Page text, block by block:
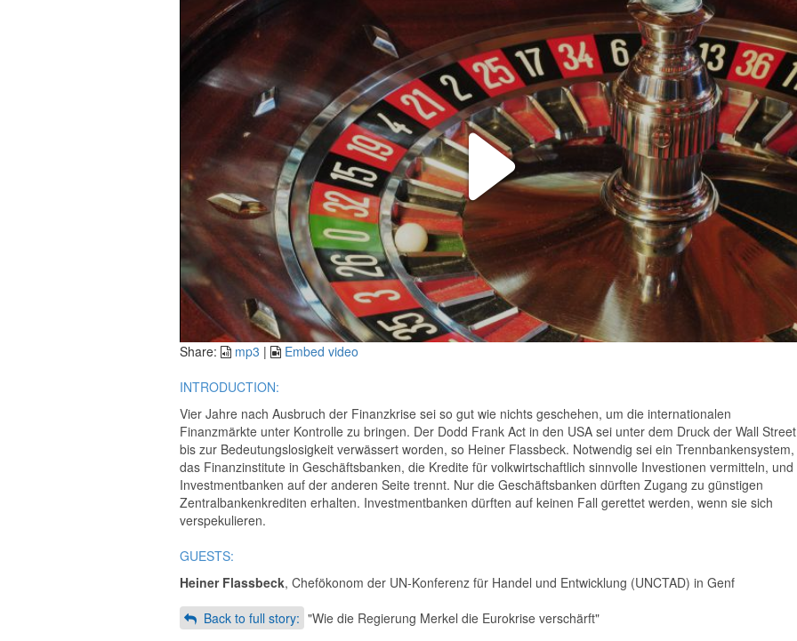
Play
Video
Share: mp3 |
Embed video
INTRODUCTION:
Vier Jahre nach Ausbruch der Finanzkrise sei so gut wie nichts geschehen, um die internationalen
Finanzmärkte unter Kontrolle zu bringen. Der Dodd Frank Act in den USA sei unter dem Druck der Wall Street
bis zur Bedeutungslosigkeit verwässert worden, so Heiner Flassbeck. Notwendig sei ein Trennbankensystem,
das Finanzinstitute in Geschäftsbanken, die Kredite für volkwirtschaftlich sinnvolle Investionen vermitteln, und
Investmentbanken auf der anderen Seite trennt. Nur die Geschäftsbanken dürften Zugang zu günstigen
Zentralbankenkrediten erhalten. Investmentbanken dürften auf keinen Fall gerettet werden, wenn sie sich
verspekulieren.
GUESTS:
Heiner Flassbeck, Chefökonom der UN-Konferenz für Handel und Entwicklung (UNCTAD) in Genf
Back to full story: "Wie die Regierung Merkel die Eurokrise verschärft"